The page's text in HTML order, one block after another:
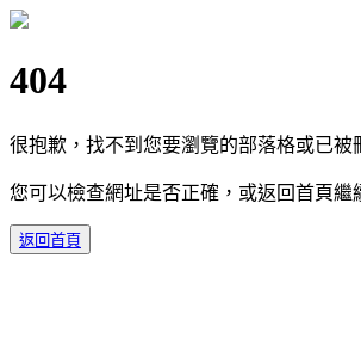
404
很抱歉，找不到您要瀏覽的部落格或已被
您可以檢查網址是否正確，或返回首頁繼
返回首頁